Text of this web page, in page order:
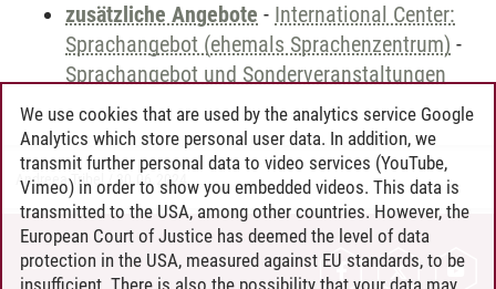
zusätzliche Angebote - International Center:
Sprachangebot (ehemals Sprachenzentrum) -
Sprachangebot und Sonderveranstaltungen
Andreea Tribel 30.06.2024
CONTACT
We use cookies that are used by the analytics service Google
Analytics which store personal user data. In addition, we
transmit further personal data to video services (YouTube,
Vimeo) in order to show you embedded videos. This data is
transmitted to the USA, among other countries. However, the
European Court of Justice has deemed the level of data
protection in the USA, measured against EU standards, to be
insufficient. There is also the possibility that your data may